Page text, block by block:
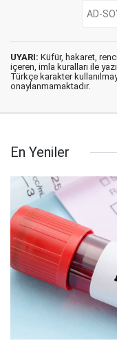
UYARI: Küfür, hakaret,
içeren, imla kuralları ile
Türkçe karakter
onaylanmamaktadır.
En Yeniler